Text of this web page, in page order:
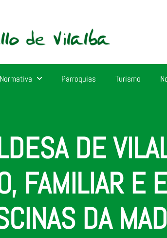
Normativa Parroquias Turismo
DE
FAMILIAR E
DA